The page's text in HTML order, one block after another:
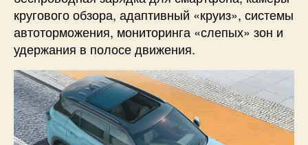
кругового обзора, адаптивный «круиз», системы
автоторможения, мониторинга «слепых» зон и
удержания в полосе движения.